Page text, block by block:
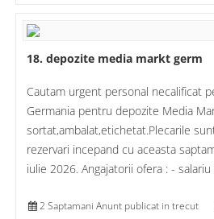
18. depozite media markt germ
Cautam urgent personal necalificat
Germania pentru depozite Media
sortat,ambalat,etichetat.Plecarile
rezervari incepand cu aceasta
iulie 2026. Angajatorii ofera : -
2 Saptamani Anunt publicat in trecut